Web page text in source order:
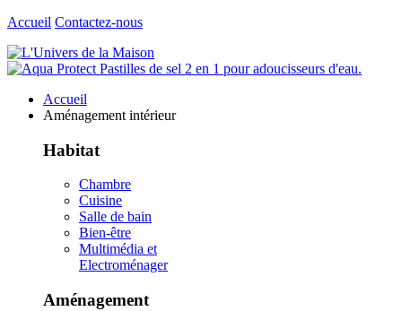
Accueil Contactez-nous
Accueil
Aménagement intérieur
Habitat
Chambre
Cuisine
Salle de bain
Bien-être
Multimédia et
Electroménager
Aménagement